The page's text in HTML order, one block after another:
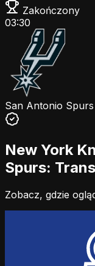
Zakończony
03:30
San Antonio Spurs
New York
Spurs:
Zobacz, gdzie